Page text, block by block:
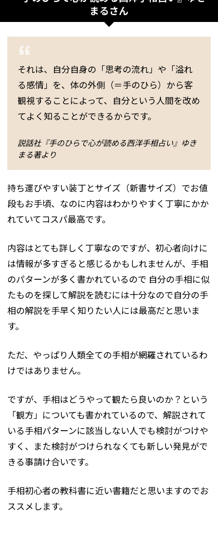
まるさん
それは、自分自身の「思考の流れ」や「溢れ
る感情」を、体の外側（＝手のひら）から客
観視することによって、自分という人間を改め
てよく知ることができるからです。
説話社『手のひらで心が読める西洋手相占い』ゆき
まる著より
持ち運びやすい装丁とサイズ（新書サイズ）でお値
段もお手頃、なのに内容はわかりやすく丁寧にかか
れていてコスパ最高です。
内容はとても詳しく丁寧なのですが、初心者向けに
は情報が多すぎると感じるかもしれませんが、手相
のパターンが多く書かれているので 自分の手相に似
たものを探して解説を読むには十分なので自分の手
相の解説を手早く知りたい人には最高だと思いま
す。
ただ、やっぱり人類全ての手相が網羅されているわ
けではありません。
ですが、手相はどうやって観たら良いのか？という
「観方」についても書かれているので、解説されて
いる手相パターンに該当しない人でも検討がつけや
すく、また検討がつけられなくても新しい発見がで
きる事請け合いです。
手相初心者の教科書に近い書籍だと思いますのでお
ススメします。